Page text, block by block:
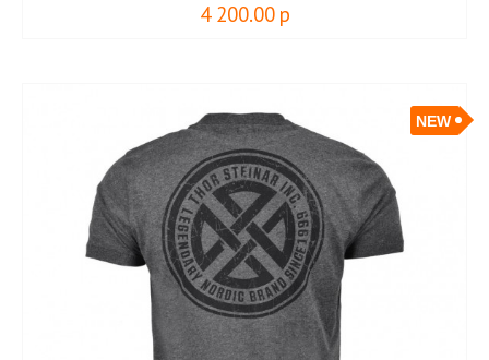
4 200.00 р
NEW